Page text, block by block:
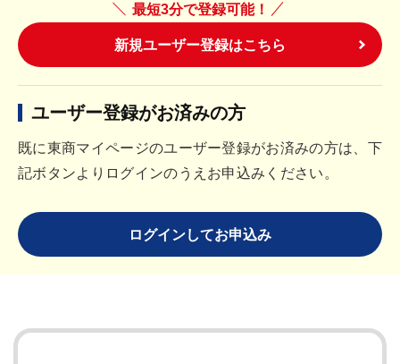
最短3分で登録可能！
新規ユーザー登録はこちら
ユーザー登録がお済みの方
既に東商マイページのユーザー登録がお済みの方は、下
記ボタンよりログインのうえお申込みください。
ログインしてお申込み